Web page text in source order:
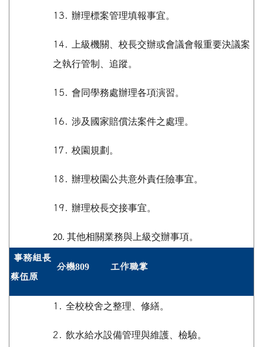
13. 辦理標案管理填報事宜。
14.
上級機關、校長交辦或會議會報重要決議案
之執行管制、追蹤。
15. 會同學務處辦理各項演習。
16. 涉及國家賠償法案件之處理。
17. 校園規劃。
18. 辦理校園公共意外責任險事宜。
19. 辦理校長交接事宜。
20. 其他相關業務與上級交辦事項。
事務組長
蔡伍原
分機809 工作職掌
1. 全校校舍之整理、修繕。
2. 飲水給水設備管理與維護 檢驗。